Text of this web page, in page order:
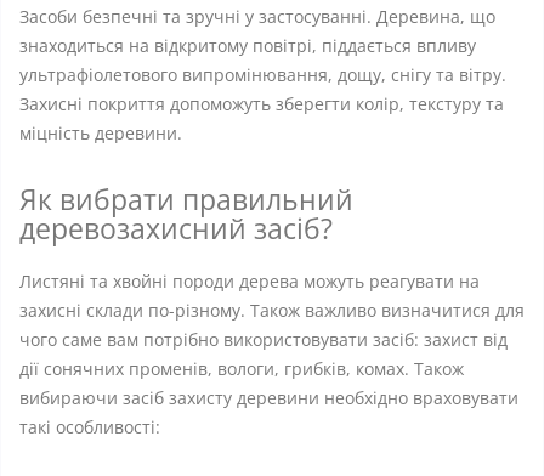
Засоби безпечні та зручні у застосуванні. Деревина, що
знаходиться на відкритому повітрі, піддається впливу
ультрафіолетового випромінювання, дощу, снігу та вітру.
Захисні покриття допоможуть зберегти колір, текстуру та
міцність деревини.
Як вибрати правильний
деревозахисний засіб?
Листяні та хвойні породи дерева можуть реагувати на
захисні склади по-різному. Також важливо визначитися для
чого саме вам потрібно використовувати засіб: захист від
дії сонячних променів, вологи, грибків, комах. Також
вибираючи засіб захисту деревини необхідно враховувати
такі особливості: